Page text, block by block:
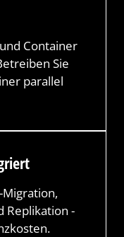
Container
Sie
parallel
Replikation -